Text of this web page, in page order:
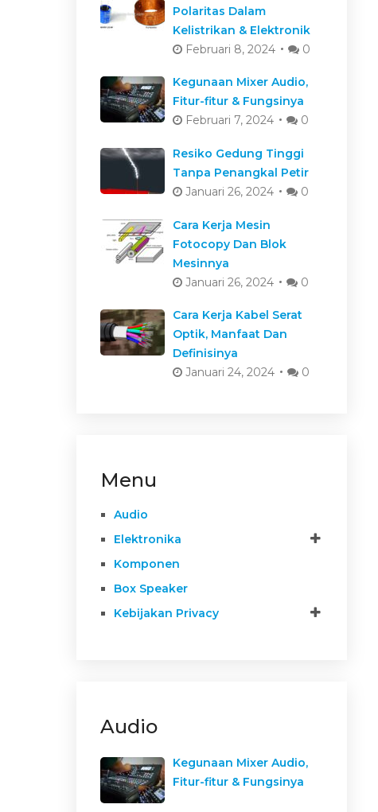
Polaritas Dalam
Kelistrikan & Elektronik
Februari 8, 2024
0
Kegunaan Mixer Audio,
Fitur-fitur & Fungsinya
Februari 7, 2024
0
Resiko Gedung Tinggi
Tanpa Penangkal Petir
Januari 26, 2024
0
Cara Kerja Mesin
Fotocopy Dan Blok
Mesinnya
Januari 26, 2024
0
Cara Kerja Kabel Serat
Optik, Manfaat Dan
Definisinya
Januari 24, 2024
0
Menu
Audio
Elektronika
Komponen
Box Speaker
Kebijakan Privacy
Audio
Kegunaan Mixer Audio,
Fitur-fitur & Fungsinya